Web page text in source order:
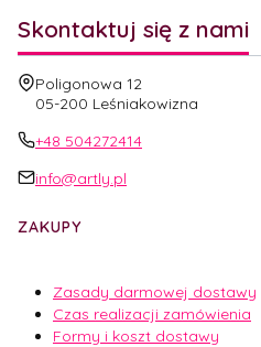
Skontaktuj się z nami
Adres:
Poligonowa 12
05-200 Leśniakowizna
+48 504272414
info@artly.pl
ZAKUPY
Zasady darmowej dostawy
Czas realizacji zamówienia
Formy i koszt dostawy